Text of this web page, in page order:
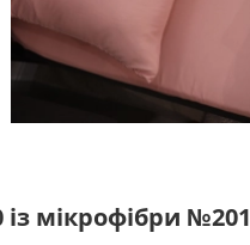
із мікрофібри